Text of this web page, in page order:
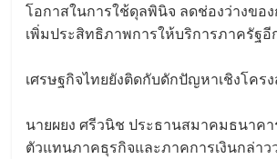
โอกาสในการใช้ดุลพินิจ ลดช่องว่างขอ
เพิ่มประสิทธิภาพการให้บริการภาครัฐอี
เศรษฐกิจไทยยังติดกับดักปัญหาเชิงโครง
นายผยง ศรีวนิช ประธานสมาคมธนาคา
ตัวแทนภาคธุรกิจและภาคการเงินกล่าว